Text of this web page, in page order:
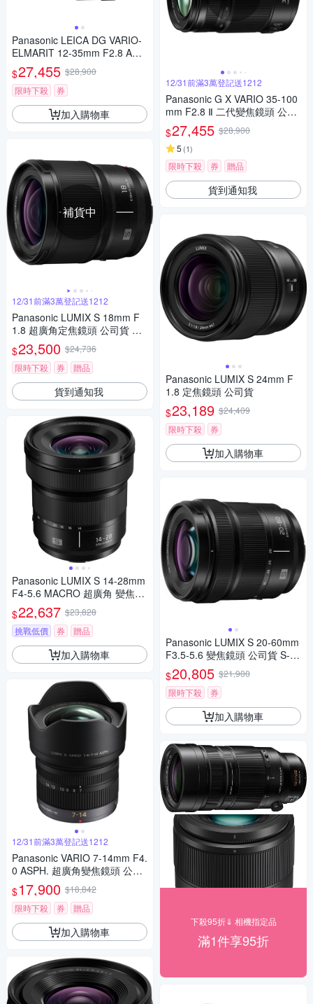
Panasonic LEICA DG VARIO-
ELMARIT 12-35mm F2.8 ASP
H.POWER O.I.S. 變焦鏡頭 公
司貨 H-ES12035
$27,455 $28,900
限時下殺
券
加入購物車
補貨中
12/31前滿3萬登記送1212
Panasonic LUMIX S 18mm F
1.8 超廣角定焦鏡頭 公司貨 S-
S18
$23,500 $24,736
限時下殺
券 贈品
貨到通知我
Panasonic LUMIX S 14-28mm
F4-5.6 MACRO 超廣角 變焦鏡
頭 公司貨 S-R1428
$22,637 $23,828
挑戰低價
券 贈品
加入購物車
12/31前滿3萬登記送1212
Panasonic VARIO 7-14mm F4.
0 ASPH. 超廣角變焦鏡頭 公司
貨
$17,900 $18,842
限時下殺
券 贈品
加入購物車
12/31前滿3萬登記送1212
Panasonic G X VARIO 35-100
mm F2.8 Ⅱ 二代變焦鏡頭 公司
貨
$27,455 $28,900
5 (1)
限時下殺 券 贈品
貨到通知我
Panasonic LUMIX S 24mm F
1.8 定焦鏡頭 公司貨
$23,189 $24,409
限時下殺
券
加入購物車
Panasonic LUMIX S 20-60mm
F3.5-5.6 變焦鏡頭 公司貨 S-R
2060
$20,805 $21,900
限時下殺
券
加入購物車
下殺95折⇓ 相機指定品
滿1件享95折